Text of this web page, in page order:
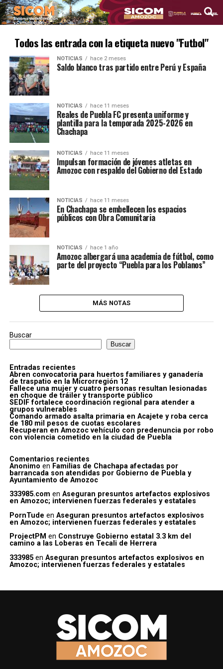
Todos las entrada con la etiqueta nuevo "Futbol"
NOTICIAS hace 2 meses
Saldo blanco tras partido entre Perú y España
NOTICIAS hace 11 meses
Reales de Puebla FC presenta uniforme y
plantilla para la temporada 2025-2026 en
Chachapa
NOTICIAS hace 11 meses
Impulsan formación de jóvenes atletas en
Amozoc con respaldo del Gobierno del Estado
NOTICIAS hace 11 meses
En Chachapa se embellecen los espacios
públicos con Obra Comunitaria
NOTICIAS hace 1 año
Amozoc albergará una academia de fútbol, como
parte del proyecto “Puebla para los Poblanos”
MÁS NOTAS
Buscar
Buscar
Entradas recientes
Abren convocatoria para huertos familiares y ganadería
de traspatio en la Microrregión 12
Fallece una mujer y cuatro personas resultan lesionadas
en choque de tráiler y transporte público
SEDIF fortalece coordinación regional para atender a
grupos vulnerables
Comando armado asalta primaria en Acajete y roba cerca
de 180 mil pesos de cuotas escolares
Recuperan en Amozoc vehículo con predenuncia por robo
con violencia cometido en la ciudad de Puebla
Comentarios recientes
Anonimo en Familias de Chachapa afectadas por
barrancada son atendidas por Gobierno de Puebla y
Ayuntamiento de Amozoc
333985.com en Aseguran presuntos artefactos explosivos
en Amozoc; intervienen fuerzas federales y estatales
PornTude en Aseguran presuntos artefactos explosivos
en Amozoc; intervienen fuerzas federales y estatales
ProjectPM en Construye Gobierno estatal 3.3 km del
camino a las Loberas en Tecali de Herrera
333985en Aseguran presuntos artefactos explosivos en
Amozoc; intervienen fuerzas federales y estatales